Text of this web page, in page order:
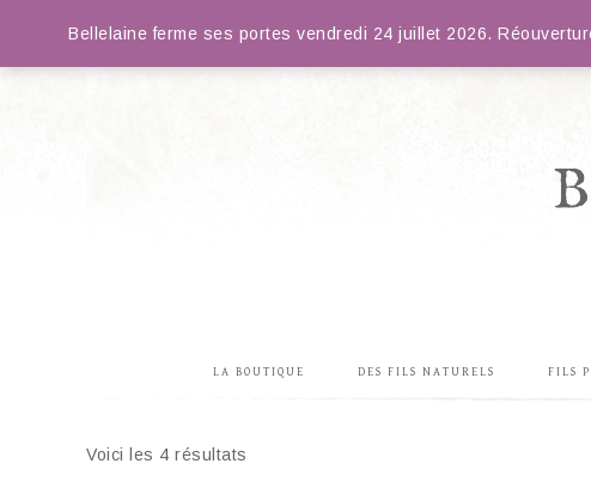
LA BOUTIQUE DES FILS NATURELS FILS
Voici les 4 résultats
Bellelaine ferme ses portes vendredi 24 juillet 2026.